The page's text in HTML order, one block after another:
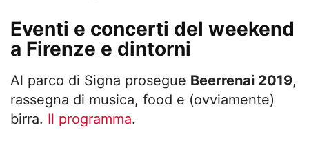
Eventi e concerti del weekend
a Firenze e dintorni
Al parco di Signa prosegue Beerrenai 2019,
rassegna di musica, food e (ovviamente)
birra. Il programma.